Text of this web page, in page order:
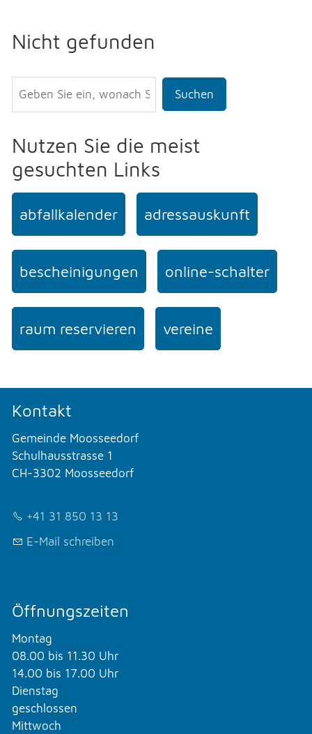
Nicht gefunden
Suchen
Nutzen Sie die meist
gesuchten Links
abfallkalender adressauskunft
bescheinigungen online-schalter
raum reservieren vereine
Kontakt
Gemeinde Moosseedorf
Schulhausstrasse 1
CH-3302 Moosseedorf
+41 31 850 13 13
E-Mail schreiben
Öffnungszeiten
Montag
08.00 bis 11.30 Uhr
14.00 bis 17.00 Uhr
Dienstag
geschlossen
Mittwoch